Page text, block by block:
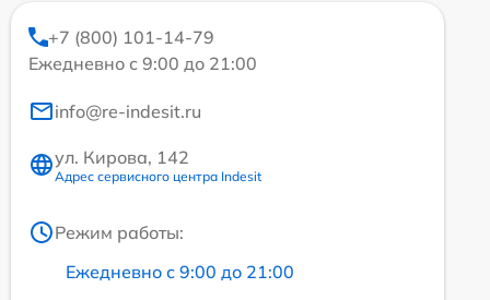
+7 (800) 101-14-79
Ежедневно с 9:00 до 21:00
info@re-indesit.ru
ул. Кирова, 142
Адрес сервисного центра Indesit
Режим работы:
Ежедневно с 9:00 до 21:00